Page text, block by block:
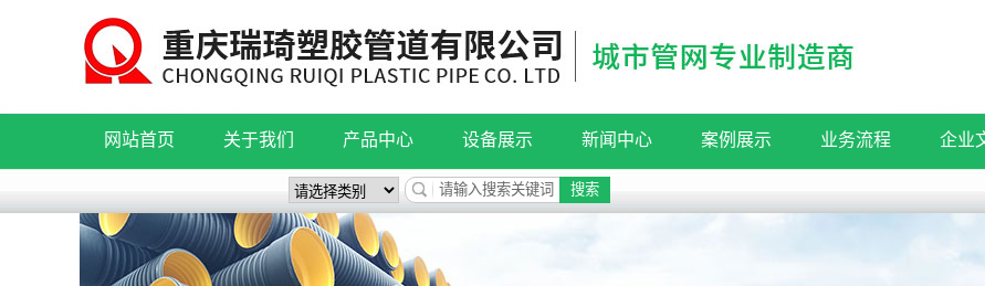
网站首页 关于我们
联系我们
产品中心
成都波纹管系列
成都pe管系列
设备展示 新闻中心
公司新闻
案例展示 业务流程 企业